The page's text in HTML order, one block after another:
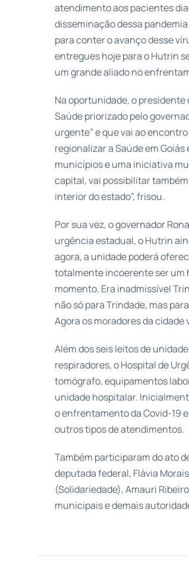
atendimento aos pacientes
disseminação dessa
para conter o avanço desse
entregues hoje para o Hutrin
um grande aliado no
Na oportunidade, o
Saúde priorizado pelo
urgente” e que vai ao
regionalizar a Saúde em
municípios e uma iniciativa
capital, vai possibilitar
interior do estado”, frisou.
Por sua vez, o governador
urgência estadual, o Hutrin
agora, a unidade poderá
totalmente incoerente ser um
momento. Era inadmissível
não só para Trindade, mas
Agora os moradores da
Além dos seis leitos de
respiradores, o Hospital de
tomógrafo, equipamentos
unidade hospitalar.
o enfrentamento da Covid-19
outros tipos de atendimentos.
Também participaram do ato
deputada federal, Flávia
(Solidariedade), Amauri
municipais e demais